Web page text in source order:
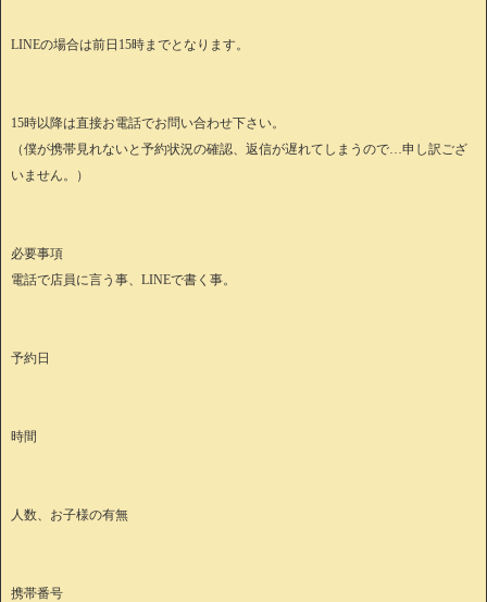
LINEの場合は前日15時までとなります。
15時以降は直接お電話でお問い合わせ下さい。
（僕が携帯見れないと予約状況の確認、返信が遅れてしまうので…申し訳ござ
いません。）
必要事項
電話で店員に言う事、LINEで書く事。
予約日
時間
人数、お子様の有無
携帯番号